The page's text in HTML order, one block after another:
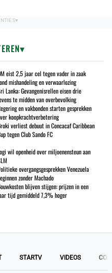
eist 2,5 jaar cel tegen vader in zaak
mishandeling en verwaarlozing
Lanka: Gevangenisrellen eisen drie
te midden van overbevolking
en vakbonden starten gesprekken
koopkrachtverbetering
verliest debuut in Concacaf Caribbean
tegen Club Sando FC
wil openheid over miljoenensteun aan
overgangsgesprekken Venezuela
zonder Machado
blijven stijgen: prijzen in een
tijd gemiddeld 7,3% hoger
STARTV VIDEOS